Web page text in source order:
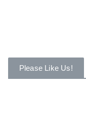
Please Like Us!